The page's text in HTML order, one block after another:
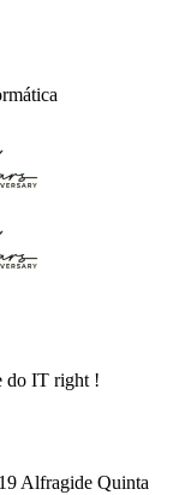
do IT right !
Alfragide Quinta